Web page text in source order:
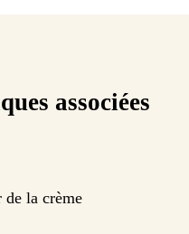
associées
de la crème